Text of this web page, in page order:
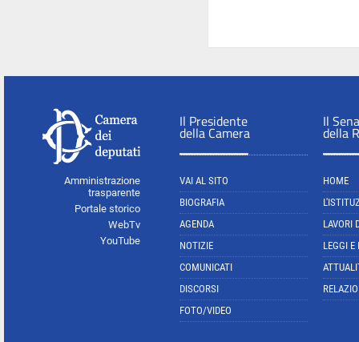
Amministrazione
trasparente
Portale storico
WebTv
YouTube
Il Presidente
della Camera
VAI AL SITO
BIOGRAFIA
AGENDA
NOTIZIE
COMUNICATI
DISCORSI
FOTO/VIDEO
Il
della
HOME
LAVORI
LEGGI E